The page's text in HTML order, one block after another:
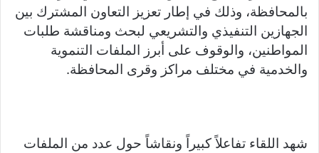
o
o
k
p
p
n
g
er
n
k
m
e
بالمحافظة، وذلك في إطار تعزيز التعاون المشترك بين
الجهازين التنفيذي والتشريعي لبحث ومناقشة طلبات
المواطنين، والوقوف على أبرز الملفات التنموية
والخدمية في مختلف مراكز وقرى المحافظة.
شهد اللقاء تفاعلاً كبيراً ونقاشاً حول عدد من الملفات